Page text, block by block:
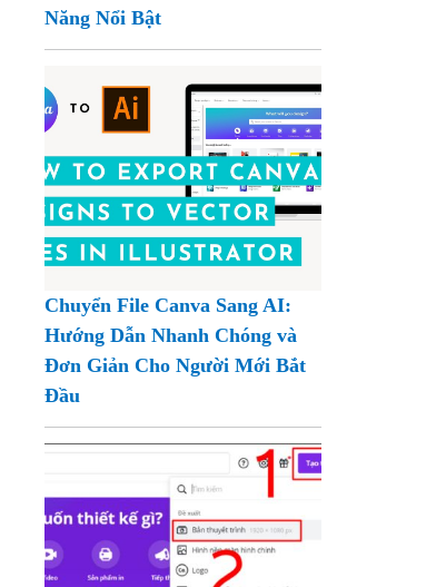
Năng Nổi Bật
Chuyển File Canva Sang AI:
Hướng Dẫn Nhanh Chóng và
Đơn Giản Cho Người Mới Bắt
Đầu